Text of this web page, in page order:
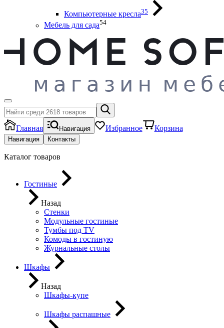
Компьютерные кресла35
Мебель для сада54
Главная Навигация Избранное Корзина
Навигация Контакты
Каталог товаров
Гостиные
Назад
Стенки
Модульные гостиные
Тумбы под ТV
Комоды в гостиную
Журнальные столы
Шкафы
Назад
Шкафы-купе
Шкафы распашные